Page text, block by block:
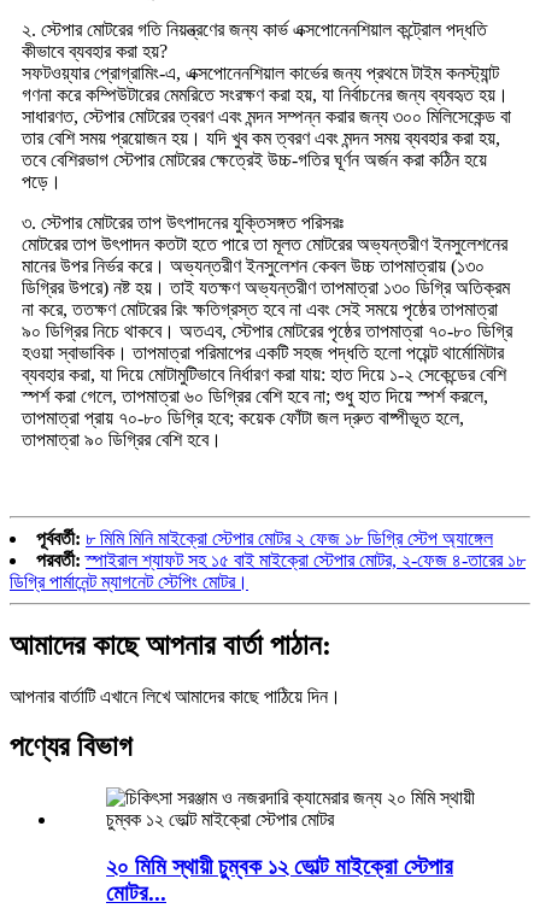
২. স্টেপার মোটরের গতি নিয়ন্ত্রণের জন্য কার্ভ এক্সপোনেনশিয়াল কন্ট্রোল পদ্ধতি
কীভাবে ব্যবহার করা হয়?
সফটওয়্যার প্রোগ্রামিং-এ, এক্সপোনেনশিয়াল কার্ভের জন্য প্রথমে টাইম কনস্ট্যান্ট
গণনা করে কম্পিউটারের মেমরিতে সংরক্ষণ করা হয়, যা নির্বাচনের জন্য ব্যবহৃত হয়।
সাধারণত, স্টেপার মোটরের ত্বরণ এবং মন্দন সম্পন্ন করার জন্য ৩০০ মিলিসেকেন্ড বা
তার বেশি সময় প্রয়োজন হয়। যদি খুব কম ত্বরণ এবং মন্দন সময় ব্যবহার করা হয়,
তবে বেশিরভাগ স্টেপার মোটরের ক্ষেত্রেই উচ্চ-গতির ঘূর্ণন অর্জন করা কঠিন হয়ে
পড়ে।
৩. স্টেপার মোটরের তাপ উৎপাদনের যুক্তিসঙ্গত পরিসরঃ
মোটরের তাপ উৎপাদন কতটা হতে পারে তা মূলত মোটরের অভ্যন্তরীণ ইনসুলেশনের
মানের উপর নির্ভর করে। অভ্যন্তরীণ ইনসুলেশন কেবল উচ্চ তাপমাত্রায় (১৩০
ডিগ্রির উপরে) নষ্ট হয়। তাই যতক্ষণ অভ্যন্তরীণ তাপমাত্রা ১৩০ ডিগ্রি অতিক্রম
না করে, ততক্ষণ মোটরের রিং ক্ষতিগ্রস্ত হবে না এবং সেই সময়ে পৃষ্ঠের তাপমাত্রা
৯০ ডিগ্রির নিচে থাকবে। অতএব, স্টেপার মোটরের পৃষ্ঠের তাপমাত্রা ৭০-৮০ ডিগ্রি
হওয়া স্বাভাবিক। তাপমাত্রা পরিমাপের একটি সহজ পদ্ধতি হলো পয়েন্ট থার্মোমিটার
ব্যবহার করা, যা দিয়ে মোটামুটিভাবে নির্ধারণ করা যায়: হাত দিয়ে ১-২ সেকেন্ডের বেশি
স্পর্শ করা গেলে, তাপমাত্রা ৬০ ডিগ্রির বেশি হবে না; শুধু হাত দিয়ে স্পর্শ করলে,
তাপমাত্রা প্রায় ৭০-৮০ ডিগ্রি হবে; কয়েক ফোঁটা জল দ্রুত বাষ্পীভূত হলে,
তাপমাত্রা ৯০ ডিগ্রির বেশি হবে।
পূর্ববর্তী: ৮ মিমি মিনি মাইক্রো স্টেপার মোটর ২ ফেজ ১৮ ডিগ্রি স্টেপ অ্যাঙ্গেল
পরবর্তী: স্পাইরাল শ্যাফট সহ ১৫ বাই মাইক্রো স্টেপার মোটর, ২-ফেজ ৪-তারের ১৮
ডিগ্রি পার্মানেন্ট ম্যাগনেট স্টেপিং মোটর।
আমাদের কাছে আপনার বার্তা পাঠান:
আপনার বার্তাটি এখানে লিখে আমাদের কাছে পাঠিয়ে দিন।
পণ্যের বিভাগ
২০ মিমি স্থায়ী চুম্বক ১২ ভোল্ট মাইক্রো স্টেপার
মোটর...